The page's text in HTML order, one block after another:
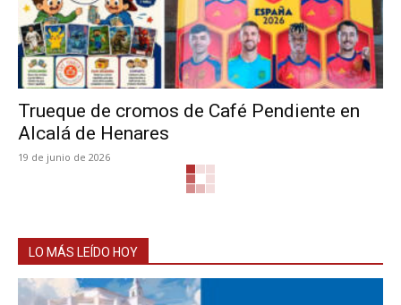
Trueque de cromos de Café Pendiente en
Alcalá de Henares
19 de junio de 2026
LO MÁS LEÍDO HOY